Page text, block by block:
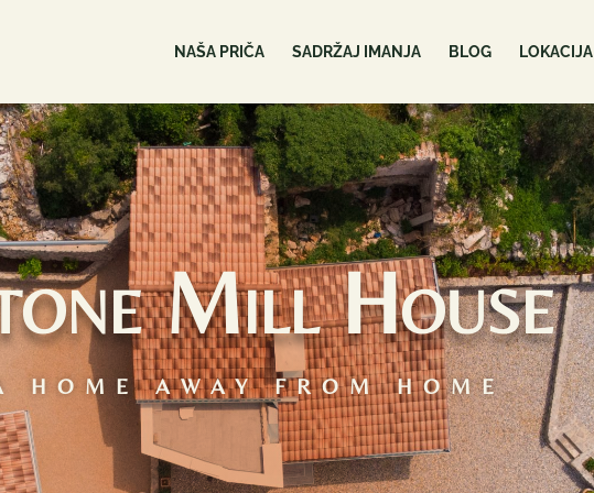
NAŠA PRIČA SADRŽAJ IMANJA BLOG LOKACIJA
Mill House
HOME AWAY FROM HOME